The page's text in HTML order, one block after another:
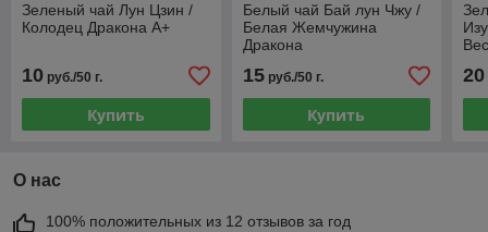
Зеленый чай Лун Цзин /
Колодец Дракона А+
10 руб./50 г.
Купить
Белый чай Бай лун Чжу /
Белая Жемчужина
Дракона
15руб./50 г.
Купить
20
О нас
100% положительных из 12 отзывов за год